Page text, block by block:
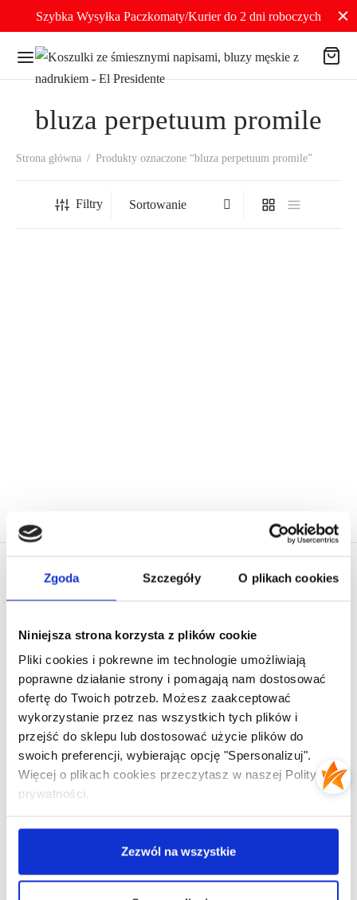
Zgoda Szczegóły O plikach cookies
Niniejsza strona korzysta z plików cookie
Pliki cookies i pokrewne im technologie umożliwiają
poprawne działanie strony i pomagają nam dostosować
ofertę do Twoich potrzeb. Możesz zaakceptować
wykorzystanie przez nas wszystkich tych plików i
przejść do sklepu lub dostosować użycie plików do
swoich preferencji, wybierając opcję "Spersonalizuj".
Więcej o plikach cookies przeczytasz w naszej Polityce
prywatności.
Zezwól na wszystkie
Szybka Wysyłka Paczkomaty/Kurier do 2 dni roboczych
bluza perpetuum promile
Strona główna / Produkty oznaczone “bluza perpetuum promile”
Filtry
EL PRESIDENTE
O nas
Dlaczego Warto Kupować w El Presidente
Moje konto
Kontakt
Opinie Klientów
Współpraca b2b